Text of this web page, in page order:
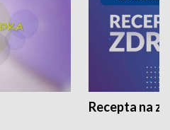
Recepta na